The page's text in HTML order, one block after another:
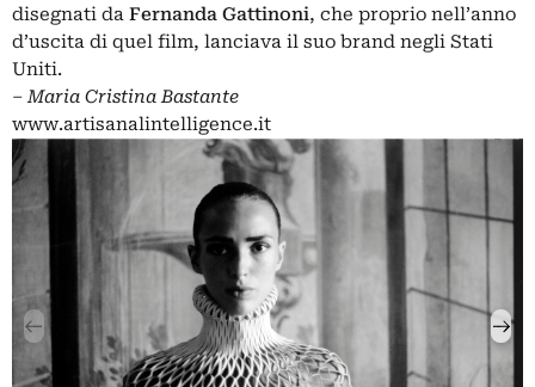
disegnati da Fernanda Gattinoni, che proprio nell’anno
d’uscita di quel film, lanciava il suo brand negli Stati
Uniti.
– Maria Cristina Bastante
www.artisanalintelligence.it